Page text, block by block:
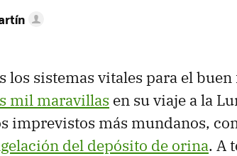
los sistemas vitales para el
mil maravillas en su viaje a la
imprevistos más mundanos,
del depósito de orina. A